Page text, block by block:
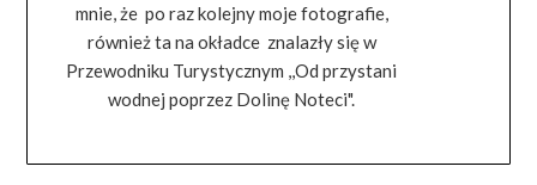
mnie, że po raz kolejny moje fotografie,
również ta na okładce znalazły się w
Przewodniku Turystycznym ,,Od przystani
wodnej poprzez Dolinę Noteci".